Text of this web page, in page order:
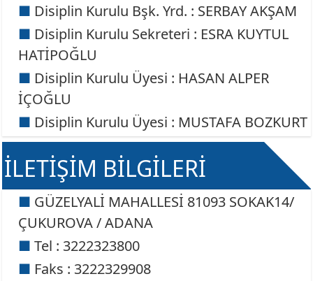
Disiplin Kurulu Bşk. Yrd. : SERBAY AKŞAM
Disiplin Kurulu Sekreteri : ESRA KUYTUL
HATİPOĞLU
Disiplin Kurulu Üyesi : HASAN ALPER
İÇOĞLU
Disiplin Kurulu Üyesi : MUSTAFA BOZKURT
İLETİŞİM BİLGİLERİ
GÜZELYALİ MAHALLESİ 81093 SOKAK14/
ÇUKUROVA / ADANA
Tel : 3222323800
Faks : 3222329908